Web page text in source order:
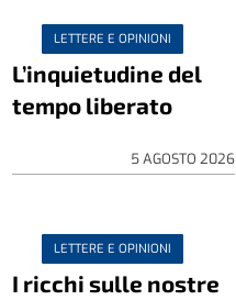
LETTERE E OPINIONI
L’inquietudine del
tempo liberato
5 AGOSTO 2026
LETTERE E OPINIONI
I ricchi sulle nostre